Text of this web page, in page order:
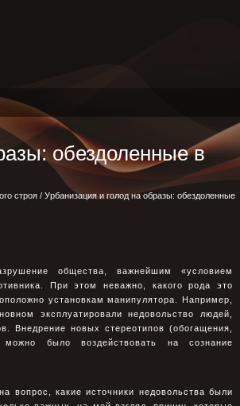
обездоленные в
строя / Урбанизация и голод на образы: обездоленные
общества, важнейшим «условием
При этом неважно, какого рода это
установкам манипулятора. Например,
эксплуатировали недовольство людей,
Внедрение новых стереотипов (обогащения,
было воздействовать на сознание
вопрос, какие источники недовольства были